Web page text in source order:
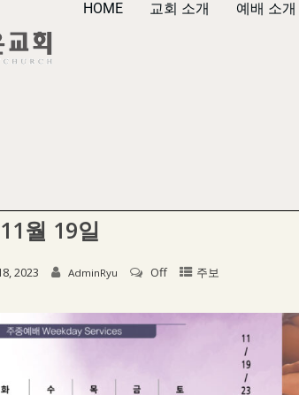
HOME 교회 소개 예배 소개
월 19일
2023 AdminRyu Off 주보